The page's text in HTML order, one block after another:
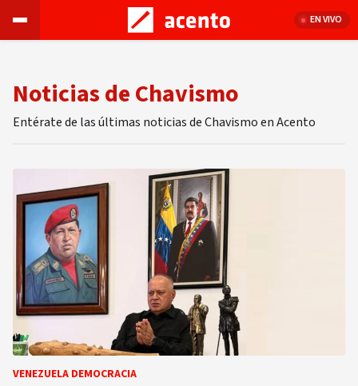
EN VIVO
Noticias de Chavismo
Entérate de las últimas noticias de Chavismo en Acento
VENEZUELA DEMOCRACIA